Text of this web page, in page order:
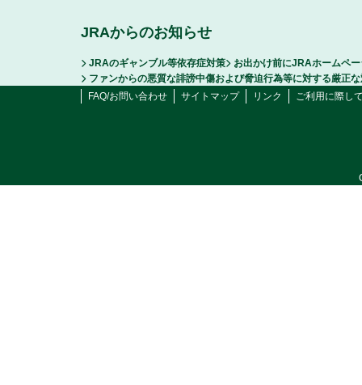
JRAからのお知らせ
JRAのギャンブル等依存症対策
お出かけ前にJRAホームペ
ファンからの悪質な誹謗中傷および脅迫行為等に対する厳正
FAQ/お問い合わせ
サイトマップ リンク ご利用に際し